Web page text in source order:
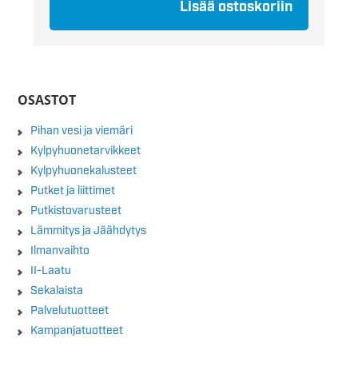
Lisää ostoskoriin
OSASTOT
Pihan vesi ja viemäri
Kylpyhuonetarvikkeet
Kylpyhuonekalusteet
Putket ja liittimet
Putkistovarusteet
Lämmitys ja Jäähdytys
Ilmanvaihto
II-Laatu
Sekalaista
Palvelutuotteet
Kampanjatuotteet